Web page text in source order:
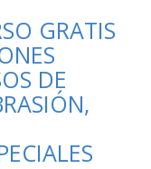
GRATIS
DE